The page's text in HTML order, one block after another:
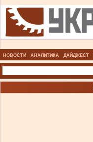
НОВОСТИ АНАЛИТИКА ДАЙДЖЕСТ